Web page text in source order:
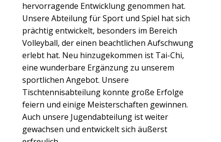
hervorragende Entwicklung genommen hat.
Unsere Abteilung für Sport und Spiel hat sich
prächtig entwickelt, besonders im Bereich
Volleyball, der einen beachtlichen Aufschwung
erlebt hat. Neu hinzugekommen ist Tai-Chi,
eine wunderbare Ergänzung zu unserem
sportlichen Angebot. Unsere
Tischtennisabteilung konnte große Erfolge
feiern und einige Meisterschaften gewinnen.
Auch unsere Jugendabteilung ist weiter
gewachsen und entwickelt sich äußerst